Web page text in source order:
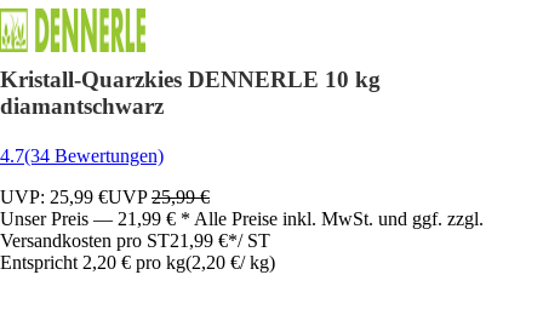
Kristall-Quarzkies DENNERLE 10 kg
diamantschwarz
4.7(34 Bewertungen)
UVP: 25,99 €UVP25,99 €
Unser Preis — 21,99 € * Alle Preise inkl. MwSt. und ggf. zzgl.
Versandkosten pro ST21,99 €*/ ST
Entspricht 2,20 € pro kg(2,20 €/ kg)